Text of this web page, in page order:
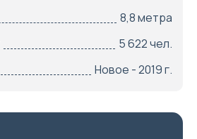
8,8 метра
5 622 чел.
Новое - 2019 г.